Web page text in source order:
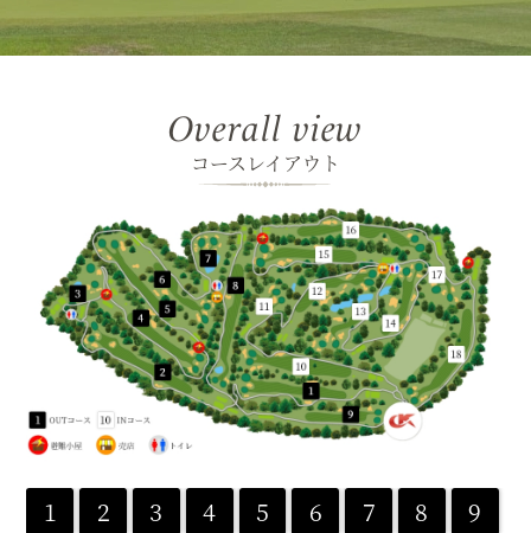
Overall view
コースレイアウト
1 2 3 4 5 6 7 8
9